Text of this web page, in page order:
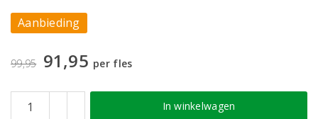
Aanbieding
99,95 91,95 per fles
In winkelwagen